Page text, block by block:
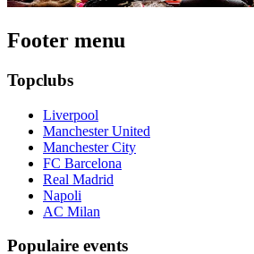
Footer menu
Topclubs
Liverpool
Manchester United
Manchester City
FC Barcelona
Real Madrid
Napoli
AC Milan
Populaire events